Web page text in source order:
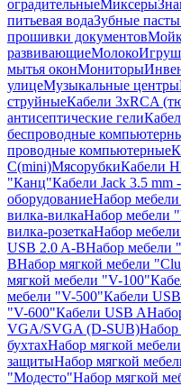
оградительныеМиксеры
питьевая водаЗубные пасты
прошивки документов
развивающиеМолоко
мытья оконМониторы
улицеМузыкальные центры
струйныеКабели 3xRCA
антисептические гели
беспроводные
проводные компьютерные
C(mini)МясорубкиКабели
"Канц"Кабели Jack 3.5
оборудованиеНабор
вилка-вилкаНабор мебели
вилка-розеткаНабор
USB 2.0 A-BНабор мебели
BНабор мягкой мебели
мягкой мебели "V-100"
мебели "V-500"Кабели
"V-600"Кабели USB A
VGA/SVGA (D-SUB)Набор
бухтахНабор мягкой
защитыНабор мягкой
"Модесто"Набор мягкой